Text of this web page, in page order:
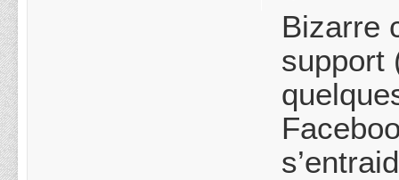
Bizarre
support